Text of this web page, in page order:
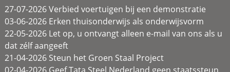
27-07-2026 Verbied voertuigen bij een demonstratie
03-06-2026 Erken thuisonderwijs als onderwijsvorm
22-05-2026 Let op, u ontvangt alleen e-mail van ons als u
dat zélf aangeeft
21-04-2026 Steun het Groen Staal Project